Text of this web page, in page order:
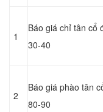
1
Báo giá chỉ tân cổ
30-40
2
Báo giá phào tân
80-90